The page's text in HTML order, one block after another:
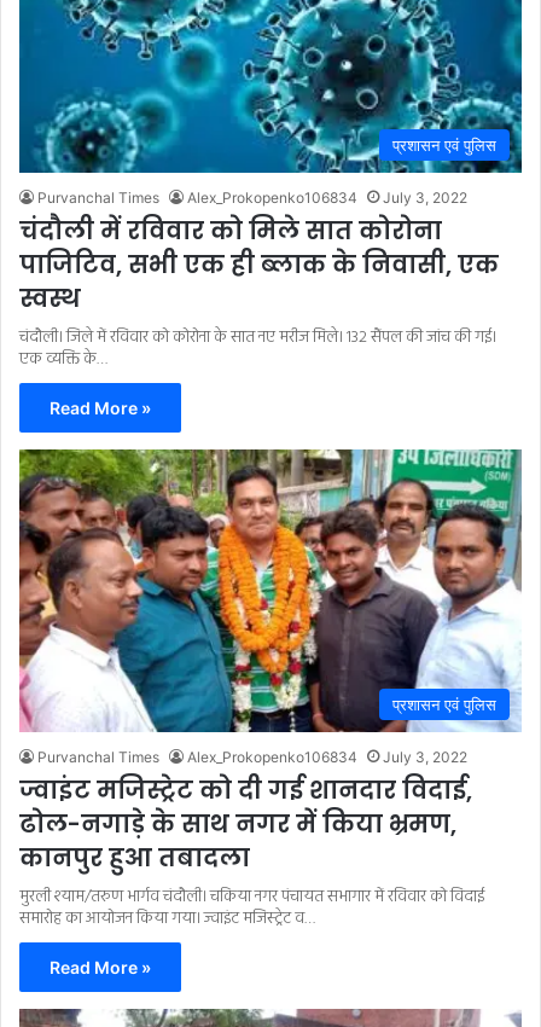
प्रशासन एवं पुलिस
Purvanchal Times Alex_Prokopenko106834 July 3, 2022
चंदौली में रविवार को मिले सात कोरोना
पाजिटिव, सभी एक ही ब्लाक के निवासी, एक
स्वस्थ
चंदौली। जिले में रविवार को कोरोना के सात नए मरीज मिले। 132 सैंपल की जांच की गई।
एक व्यक्ति के…
Read More »
प्रशासन एवं पुलिस
Purvanchal Times Alex_Prokopenko106834 July 3, 2022
ज्वाइंट मजिस्ट्रेट को दी गई शानदार विदाई,
ढोल-नगाड़े के साथ नगर में किया भ्रमण,
कानपुर हुआ तबादला
मुरली श्याम/तरुण भार्गव चंदौली। चकिया नगर पंचायत सभागार में रविवार को विदाई
समारोह का आयोजन किया गया। ज्वाइंट मजिस्ट्रेट व…
Read More »